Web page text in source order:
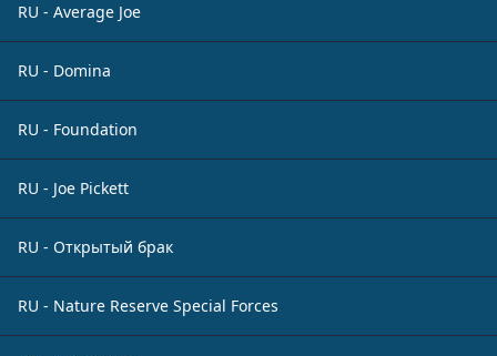
RU - Average Joe
RU - Domina
RU - Foundation
RU - Joe Pickett
RU - Открытый брак
RU - Nature Reserve Special Forces